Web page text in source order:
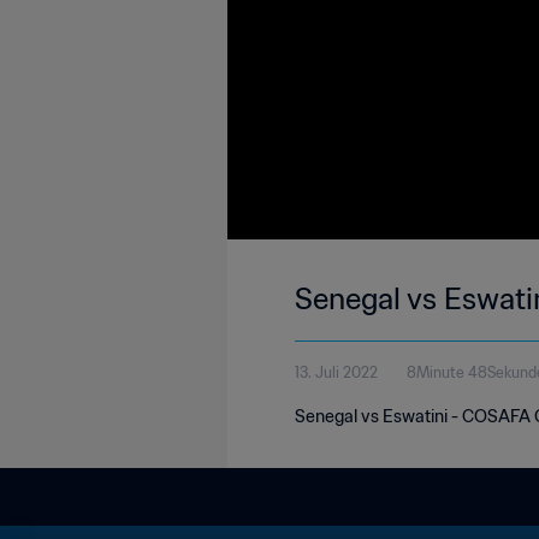
Senegal vs
13. Juli 2022 8Minute
Senegal vs Eswatini - COSAFA